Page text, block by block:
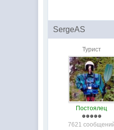
SergeAS
Турист
Постоялец
7621